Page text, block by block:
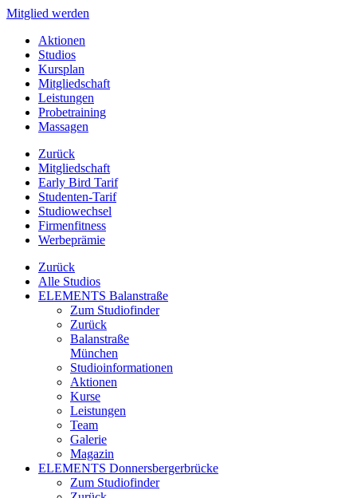
Mitglied werden
Aktionen
Studios
Kursplan
Mitgliedschaft
Leistungen
Probetraining
Massagen
Zurück
Mitgliedschaft
Early Bird Tarif
Studenten-Tarif
Studiowechsel
Firmenfitness
Werbeprämie
Zurück
Alle Studios
ELEMENTS Balanstraße
Zum Studiofinder
Zurück
Balan­straße
München
Studioinformationen
Aktionen
Kurse
Leistungen
Team
Galerie
Magazin
ELEMENTS Donnersbergerbrücke
Zum Studiofinder